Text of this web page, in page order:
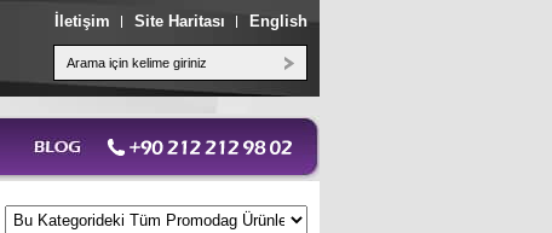
İletişim Site Haritası English